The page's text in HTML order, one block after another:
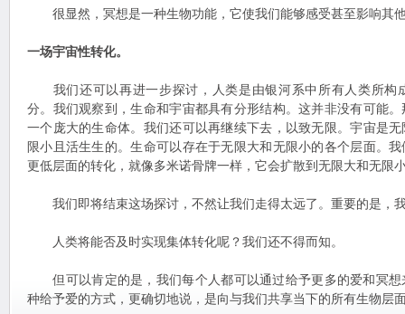
很显然，冥想是一种生物功能，它使我们能够感受甚至影响其
一场宇宙性转化。
我们还可以再进一步探讨，人类是由银河系中所有人类所构
分。我们观察到，生命和宇宙都具有分形结构。这并非没有可能
一个庞大的生命体。我们还可以再继续下去，以致无限。宇宙是
限小且活生生的。生命可以存在于无限大和无限小的各个层面。
更低层面的转化，就像多米诺骨牌一样，它会扩散到无限大和无限
我们即将结束这场探讨，不然让我们走得太远了。重要的是，
人类将能否及时实现集体转化呢？我们还不得而知。
但可以肯定的是，我们每个人都可以通过给予更多的爱和冥想
种给予爱的方式，更确切地说，是向与我们共享当下的所有生物层